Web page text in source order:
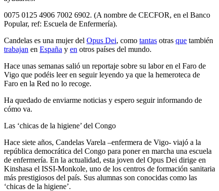
0075 0125 4906 7002 6902. (A nombre de CECFOR, en el Banco
Popular, ref: Escuela de Enfermería).
Candelas es una mujer del Opus Dei, como tantas otras que también
trabajan en España y en otros países del mundo.
Hace unas semanas salió un reportaje sobre su labor en el Faro de
Vigo que podéis leer en seguir leyendo ya que la hemeroteca de
Faro en la Red no lo recoge.
Ha quedado de enviarme noticias y espero seguir informando de
cómo va.
Las ‘chicas de la higiene’ del Congo
Hace siete años, Candelas Varela –enfermera de Vigo- viajó a la
república democrática del Congo para poner en marcha una escuela
de enfermería. En la actualidad, esta joven del Opus Dei dirige en
Kinshasa el ISSI-Monkole, uno de los centros de formación sanitaria
más prestigiosos del país. Sus alumnas son conocidas como las
‘chicas de la higiene’.